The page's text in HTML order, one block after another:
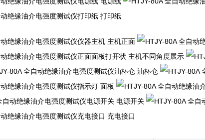
打印纸
主机正面
主机不同角度展示
油杯仓
面板
电源开关
充电接口